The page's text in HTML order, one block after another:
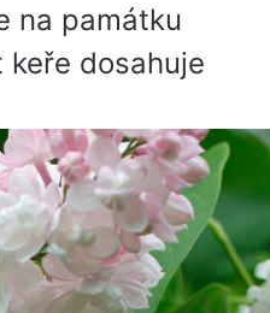
na památku
dosahuje